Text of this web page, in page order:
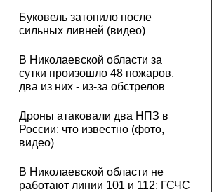
Буковель затопило после
сильных ливней (видео)
В Николаевской области за
сутки произошло 48 пожаров,
два из них - из-за обстрелов
Дроны атаковали два НПЗ в
России: что известно (фото,
видео)
В Николаевской области не
работают линии 101 и 112: ГСЧС